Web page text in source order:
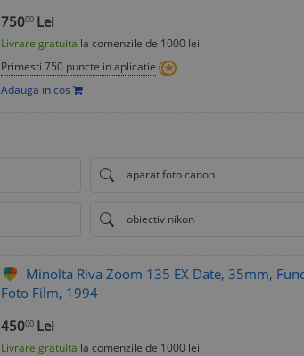
75000 Lei
Livrare gratuita la comenzile de 1000 lei
Primesti 750 puncte in aplicatie
Adauga in cos
aparat foto canon
obiectiv nikon
Minolta Riva Zoom 135 EX Date, 35mm,
Foto Film, 1994
45000 Lei
Livrare gratuita la comenzile de 1000 lei